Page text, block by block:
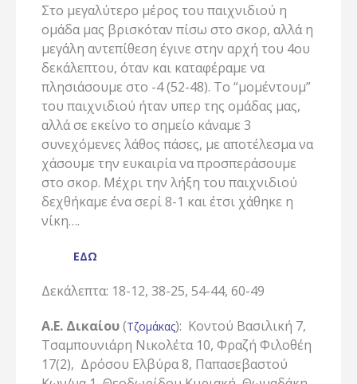
Στο μεγαλύτερο μέρος του παιχνιδιού η
ομάδα μας βρισκόταν πίσω στο σκορ, αλλά η
μεγάλη αντεπίθεση έγινε στην αρχή του 4ου
δεκάλεπτου, όταν και καταφέραμε να
πλησιάσουμε στο -4 (52-48). Το “μομέντουμ”
του παιχνιδιού ήταν υπερ της ομάδας μας,
αλλά σε εκείνο το σημείο κάναμε 3
συνεχόμενες λάθος πάσες, με αποτέλεσμα να
χάσουμε την ευκαιρία να προσπεράσουμε
στο σκορ. Μέχρι την λήξη του παιχνιδιού
δεχθήκαμε ένα σερί 8-1 και έτσι χάθηκε η
νίκη….
ΕΔΩ
Δεκάλεπτα: 18-12, 38-25, 54-44, 60-49
Α.Ε. Δικαίου(Τζομάκας): Κοντού Βασιλική 7,
Τσαμπουνιάρη Νικολέτα 10, Φραζή Φιλοθέη
17(2), Δρόσου Ελβύρα 8, Παπασεβαστού